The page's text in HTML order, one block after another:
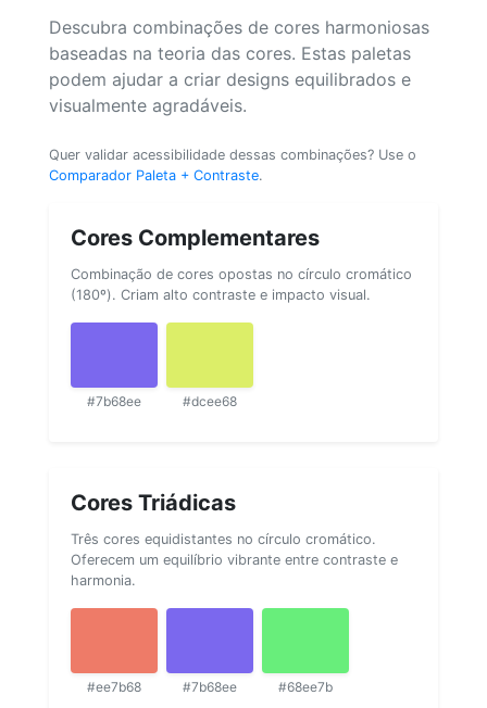
Descubra combinações de cores harmoniosas
baseadas na teoria das cores. Estas paletas
podem ajudar a criar designs equilibrados e
visualmente agradáveis.
Quer validar acessibilidade dessas combinações? Use o
Comparador Paleta + Contraste.
Cores Complementares
Combinação de cores opostas no círculo cromático
(180º). Criam alto contraste e impacto visual.
#7b68ee #dcee68
Cores Triádicas
Três cores equidistantes no círculo cromático.
Oferecem um equilíbrio vibrante entre contraste e
harmonia.
#ee7b68 #7b68ee #68ee7b